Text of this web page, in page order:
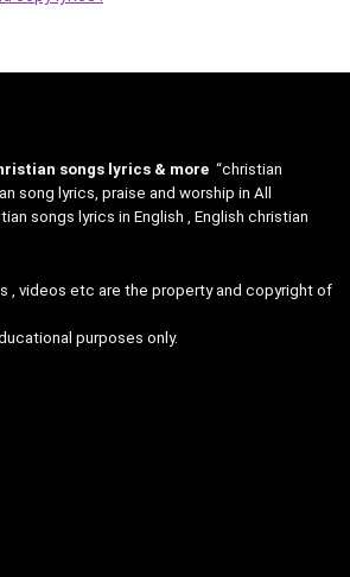
songs lyrics & more “christian
song lyrics, praise and worship in All
songs lyrics in English , English christian
, videos etc are the property and copyright of
purposes only.